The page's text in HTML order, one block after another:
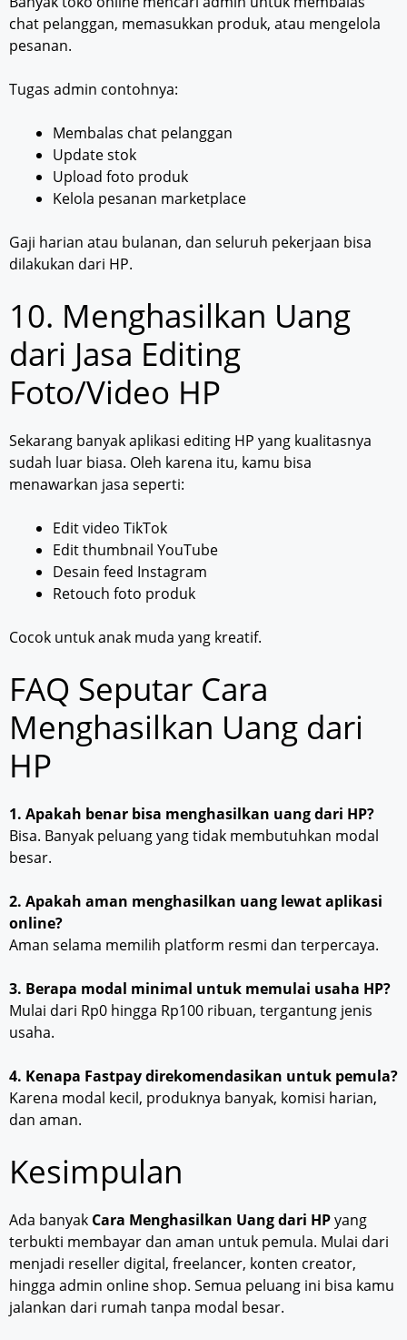
chat pelanggan, memasukkan produk, atau mengelola
pesanan.
Tugas admin contohnya:
Membalas chat pelanggan
Update stok
Upload foto produk
Kelola pesanan marketplace
Gaji harian atau bulanan, dan seluruh pekerjaan bisa
dilakukan dari HP.
10. Menghasilkan Uang
dari Jasa Editing
Foto/Video HP
Sekarang banyak aplikasi editing HP yang kualitasnya
sudah luar biasa. Oleh karena itu, kamu bisa
menawarkan jasa seperti:
Edit video TikTok
Edit thumbnail YouTube
Desain feed Instagram
Retouch foto produk
Cocok untuk anak muda yang kreatif.
FAQ Seputar Cara
Menghasilkan Uang dari
HP
1. Apakah benar bisa menghasilkan uang dari HP?
Bisa. Banyak peluang yang tidak membutuhkan modal
besar.
2. Apakah aman menghasilkan uang lewat aplikasi
online?
Aman selama memilih platform resmi dan terpercaya.
3. Berapa modal minimal untuk memulai usaha HP?
Mulai dari Rp0 hingga Rp100 ribuan, tergantung jenis
usaha.
4. Kenapa Fastpay direkomendasikan untuk pemula?
Karena modal kecil, produknya banyak, komisi harian,
dan aman.
Kesimpulan
Ada banyak Cara Menghasilkan Uang dari HPyang
terbukti membayar dan aman untuk pemula. Mulai dari
menjadi reseller digital, freelancer, konten creator,
hingga admin online shop. Semua peluang ini bisa kamu
jalankan dari rumah tanpa modal besar.